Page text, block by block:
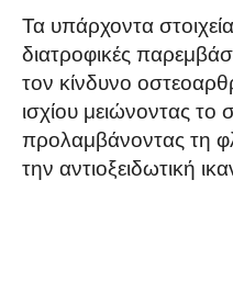
Τα υπάρχοντα
διατροφικές
τον κίνδυνο
ισχίου μειώνοντας
προλαμβάνοντας τη
την αντιοξειδωτική